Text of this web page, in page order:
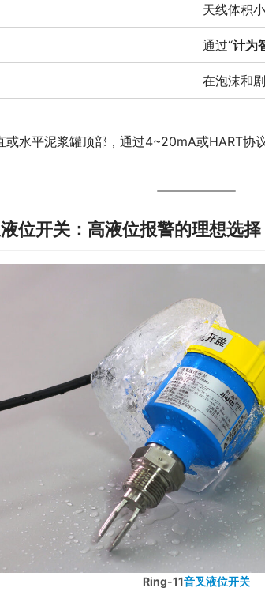
天线体积
通过“计为
在泡沫和
平泥浆罐顶部，通过4~20mA或HART协议
位开关：高液位报警的理想选择
Ring-11音叉液位开关